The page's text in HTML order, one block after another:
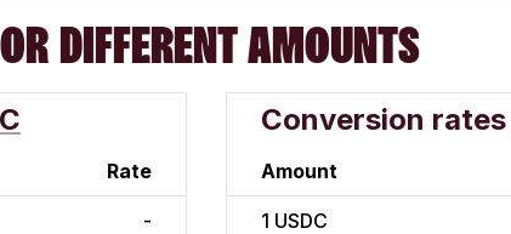
DIFFERENT AMOUNTS
Rate
-
Conversion rates
Amount
1 USDC